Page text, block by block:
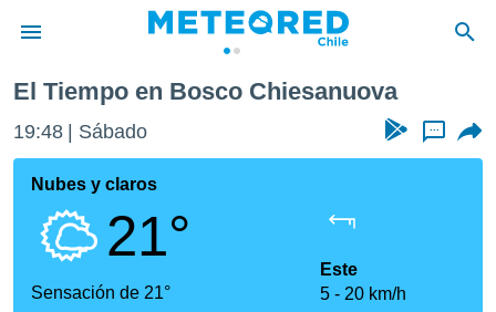
de
por
que se
calidad.
a este
las
El Tiempo en Bosco Chiesanuova
19:48 Sábado ...
Nubes y claros
21°
Sensación de 21°
Este
5
20 km/h